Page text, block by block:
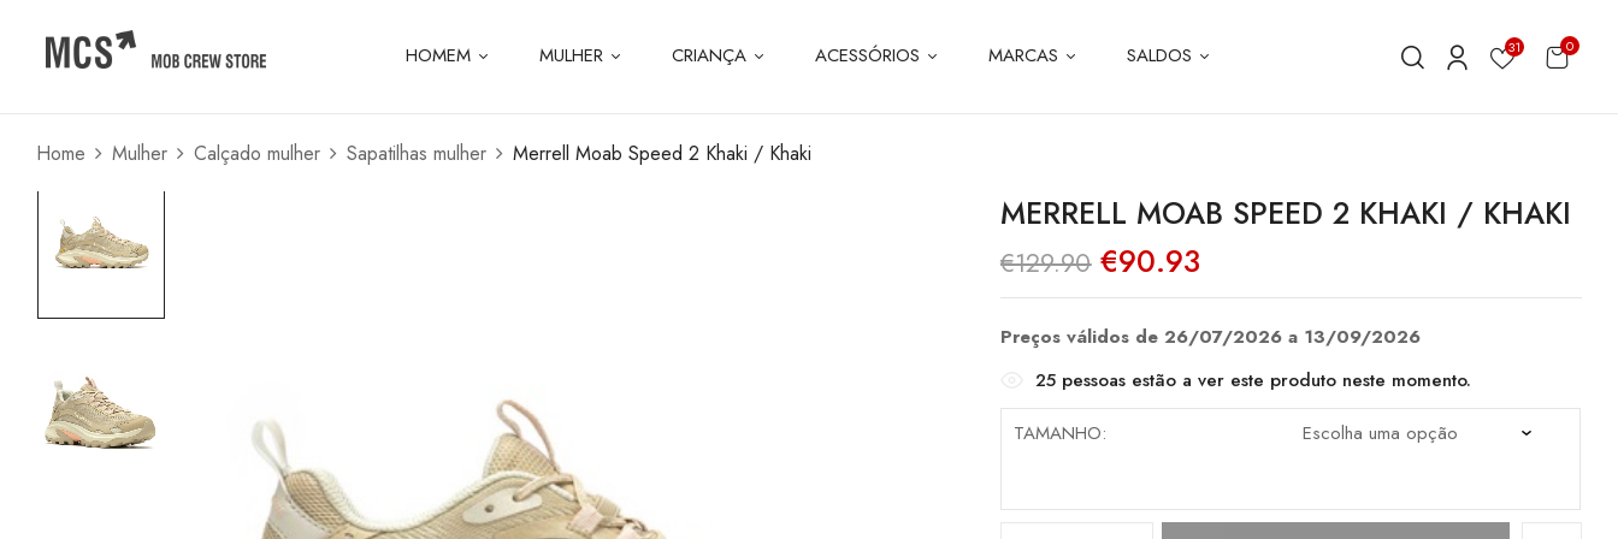
HOMEM MULHER CRIANÇA ACESSÓRIOS MARCAS SALDOS 31 0
Home Mulher Calçado mulher Sapatilhas mulher Merrell Moab Speed 2 Khaki / Khaki
MERRELL MOAB SPEED 2 KHAKI / KHAKI
€129.90 O
preço
original
€129.90.
€90.93
atual
€90.93.
Preços válidos de 26/07/2026 a 13/09/2026
25 pessoas estão a ver este produto neste momento.
TAMANHO